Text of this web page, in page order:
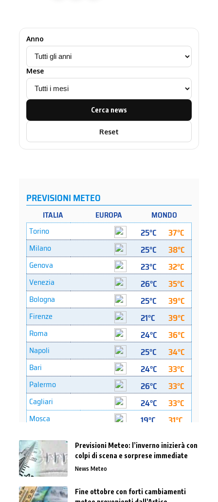
Anno
Mese
Cerca news
Reset
Previsioni Meteo: l’inverno inizierà con
colpi di scena e sorprese immediate
News Meteo
Fine ottobre con forti cambiamenti